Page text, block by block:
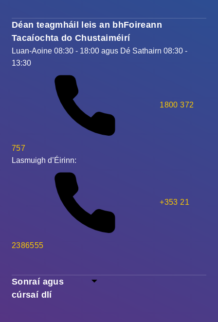
Sonraí agus
cúrsaí dlí
Déan teagmháil leis an bhFoireann
Tacaíochta do Chustaiméirí
Luan-Aoine 08:30 - 18:00 agus Dé Sathairn 08:30 -
13:30
1800 372
757
Lasmuigh d’Éirinn:
+353 21
2386555